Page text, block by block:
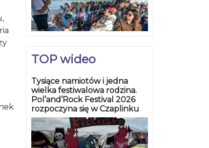
TOP wideo
Tysiące namiotów i jedna
wielka festiwalowa rodzina.
Pol’and’Rock Festival 2026
rozpoczyna się w Czaplinku